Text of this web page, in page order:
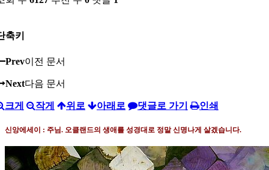
축키
Prev이전 문서
Next다음 문서
크게 작게 위로 아래로 댓글로 가기 인쇄
신앙에세이 : 주님. 오클랜드의 생애를 성경대로 정말 신명나게 살겠습니다.